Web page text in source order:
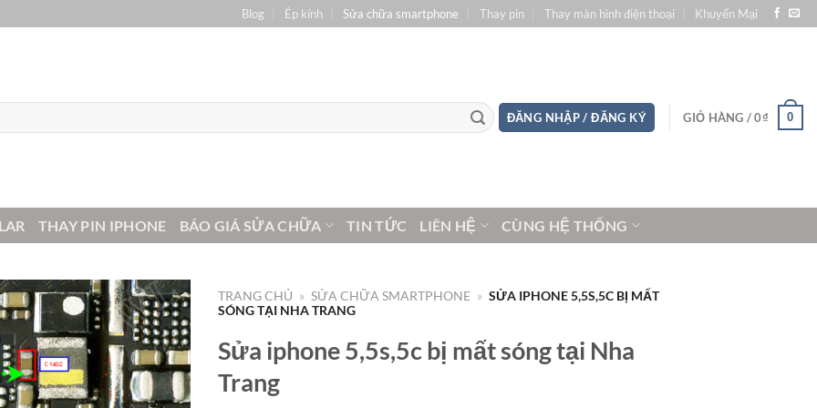
Blog Ép kính Sửa chữa smartphone Thay pin Thay màn hình điện thoại Khuyến Mại
ĐĂNG NHẬP / ĐĂNG KÝ GIỎ HÀNG /0₫ 0
THAY PIN IPHONE BÁO GIÁ SỬA CHỮA TIN TỨC LIÊN HỆ CÙNG HỆ THỐNG
TRANG CHỦ » SỬA CHỮA SMARTPHONE » SỬA IPHONE 5,5S,5C BỊ MẤT
SÓNG TẠI NHA TRANG
Sửa iphone 5,5s,5c bị mất sóng tại Nha
Trang